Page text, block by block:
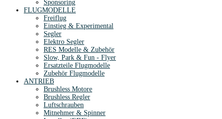
Sponsoring
FLUGMODELLE
Freiflug
Einstieg & Experimental
Segler
Elektro Segler
RES Modelle & Zubehör
Slow, Park & Fun - Flyer
Ersatzteile Flugmodelle
Zubehör Flugmodelle
ANTRIEB
Brushless Motore
Brushless Regler
Luftschrauben
Mitnehmer & Spinner